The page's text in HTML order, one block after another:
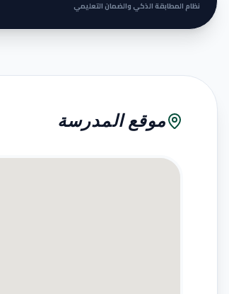
نظام المطابقة الذكي والضمان التعليمي
موقع المدرسة